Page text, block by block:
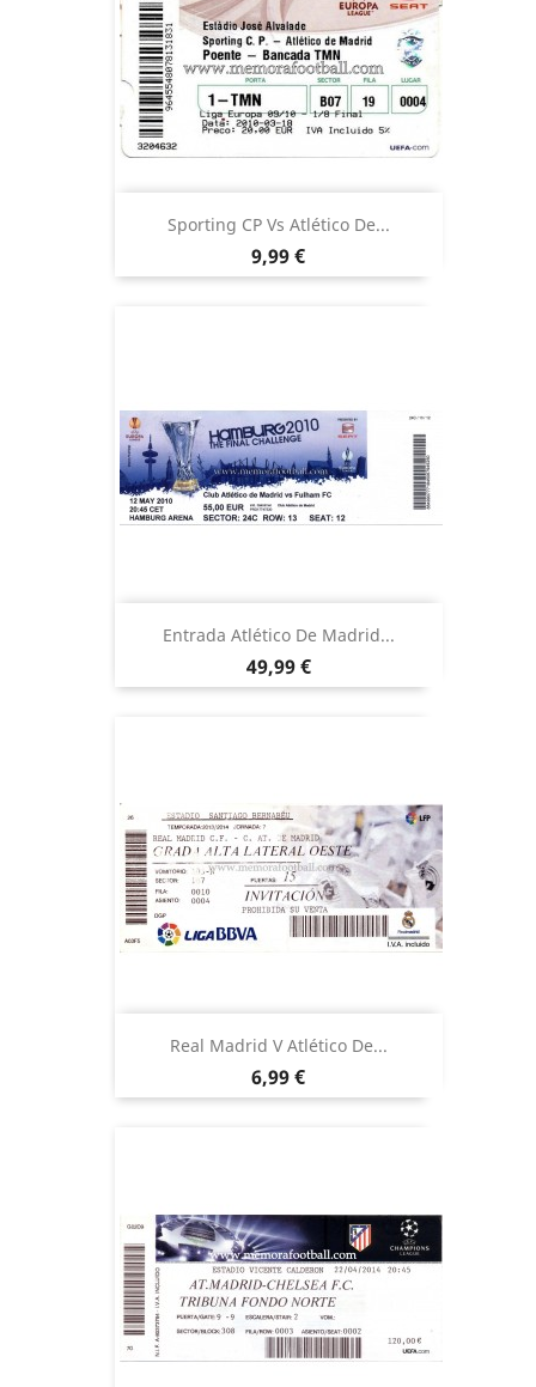
Sporting CP Vs Atlético De...
Precio
9,99 €
Entrada Atlético De Madrid...
Precio
49,99 €
Real Madrid V Atlético De...
Precio
6,99 €